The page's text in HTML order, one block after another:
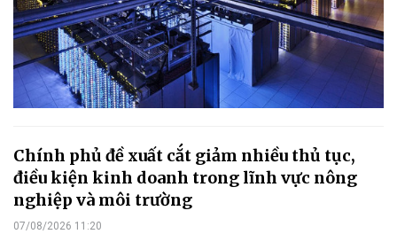
Chính phủ đề xuất cắt giảm nhiều thủ tục,
điều kiện kinh doanh trong lĩnh vực nông
nghiệp và môi trường
07/08/2026 11:20